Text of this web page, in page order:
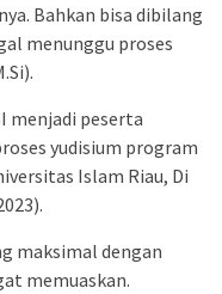
Bahkan bisa dibilang
menunggu proses
menjadi peserta
yudisium program
Islam Riau, Di
maksimal dengan
memuaskan.